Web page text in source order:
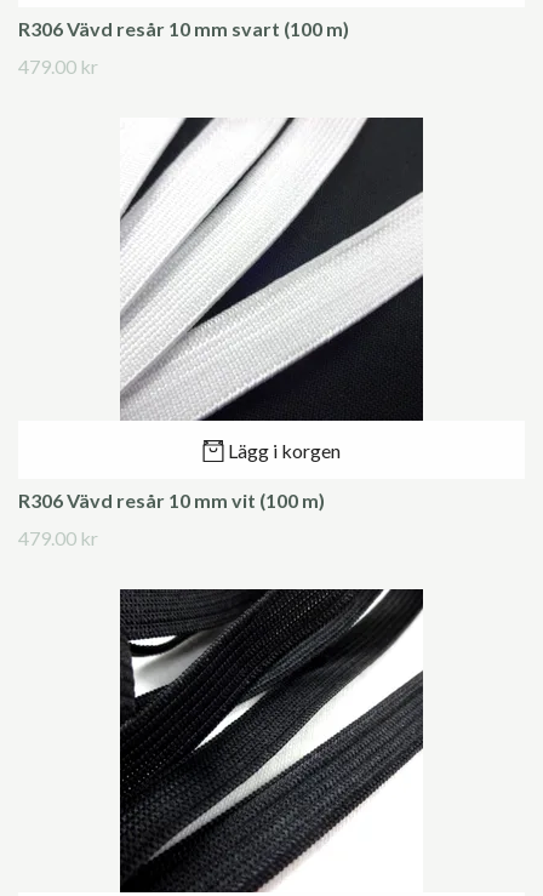
R306 Vävd resår 10 mm svart (100 m)
479.00 kr
Lägg i korgen
R306 Vävd resår 10 mm vit (100 m)
479.00 kr